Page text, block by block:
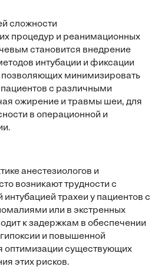
сложности
процедур и реанимационных
становится внедрение
интубации и фиксации
позволяющих минимизировать
с различными
ожирение и травмы шеи, для
в операционной и
анестезиологов и
возникают трудности с
трахеи у пациентов с
или в экстренных
к задержкам в обеспечении
и повышенной
оптимизации существующих
этих рисков.